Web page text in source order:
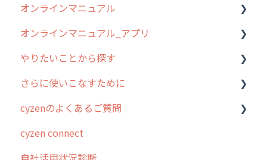
2019年までのリリース情報
お客様の声を実現しました
0. はじめてのcyzenの使い方
1. cyzenについて知ろう
2. 主要機能の概要
3. cyzenの位置情報取得について
4. cyzen利用前の準備：システム管理者編
5. 基本的な使い方：システム管理者編
オンラインマニュアル
管理サイトの使い始め
ユーザー・グループ管理
行動管理
予定管理
スポット
オンラインマニュアル_アプリ
アプリの使い始め
ホーム画面
スポット
報告閲覧
やりたいことから探す
行動管理
勤怠管理
予定管理
さらに使いこなすために
はじめに
スポット・ステータス関連オプション
cyzenのよくあるご質問
ログインについて
cyzen connect